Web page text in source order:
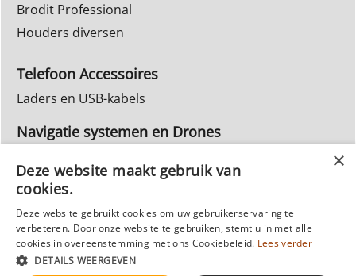
Brodit Professional
Houders diversen
Telefoon Accessoires
Laders en USB-kabels
Navigatie systemen en Drones
Inbouw Autoradio's
Info Webwinkel
Ruilen & Retourneren
Privacy
Deze website maakt gebruik van
cookies.
Deze website gebruikt cookies om uw gebruikerservaring te
verbeteren. Door onze website te gebruiken, stemt u in met alle
cookies in overeenstemming met ons Cookiebeleid. Lees verder
DETAILS WEERGEVEN